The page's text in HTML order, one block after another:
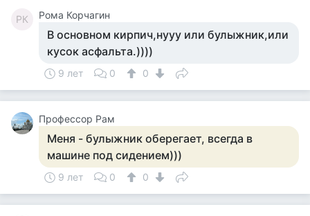
РК Рома Корчагин
В основном кирпич,нууу или булыжник,или
кусок асфальта.))))
9 лет 0 0
Профессор Рам
Меня - булыжник оберегает, всегда в
машине под сидением)))
9 лет 0 0